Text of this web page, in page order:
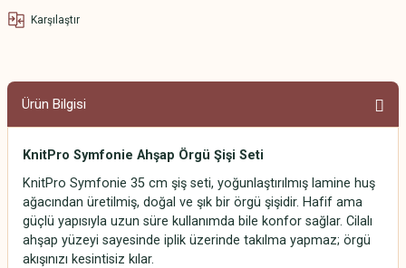
Karşılaştır
Ürün Bilgisi
KnitPro Symfonie Ahşap Örgü Şişi Seti
KnitPro Symfonie 35 cm şiş seti, yoğunlaştırılmış lamine huş
ağacından üretilmiş, doğal ve şık bir örgü şişidir. Hafif ama
güçlü yapısıyla uzun süre kullanımda bile konfor sağlar. Cilalı
ahşap yüzeyi sayesinde iplik üzerinde takılma yapmaz; örgü
akışınızı kesintisiz kılar.